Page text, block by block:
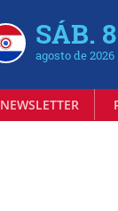
SÁB. 8
agosto de 2026
NEWSLETTER